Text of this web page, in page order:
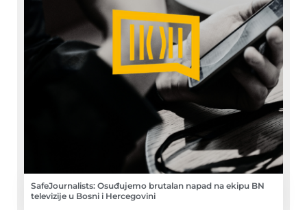
SafeJournalists: Osuđujemo brutalan napad na ekipu BN
televizije u Bosni i Hercegovini